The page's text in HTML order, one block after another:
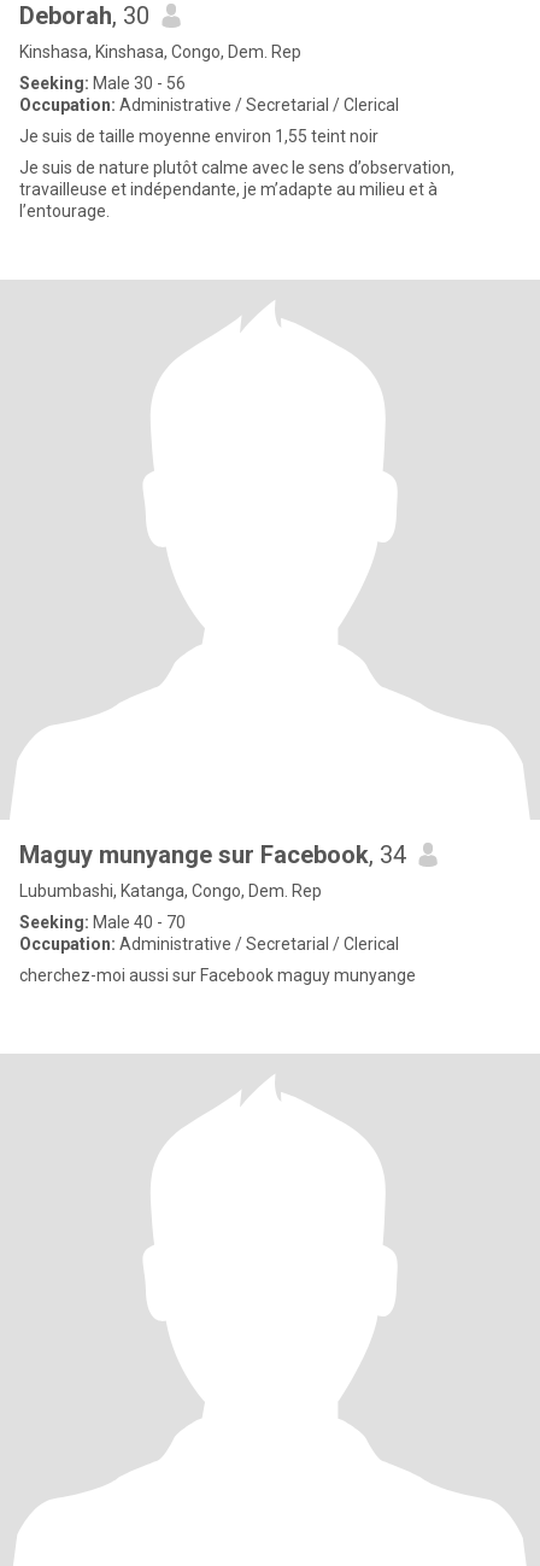
Deborah, 30
Kinshasa, Kinshasa, Congo, Dem. Rep
Seeking: Male 30 - 56
Occupation: Administrative / Secretarial / Clerical
Je suis de taille moyenne environ 1,55 teint noir
Je suis de nature plutôt calme avec le sens d’observation,
travailleuse et indépendante, je m’adapte au milieu et à
l’entourage.
Maguy munyange sur Facebook, 34
Lubumbashi, Katanga, Congo, Dem. Rep
Seeking: Male 40 - 70
Occupation: Administrative / Secretarial / Clerical
cherchez-moi aussi sur Facebook maguy munyange